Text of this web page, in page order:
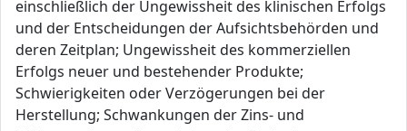
einschließlich der Ungewissheit des klinischen Erfolgs
und der Entscheidungen der Aufsichtsbehörden und
deren Zeitplan; Ungewissheit des kommerziellen
Erfolgs neuer und bestehender Produkte;
Schwierigkeiten oder Verzögerungen bei der
Herstellung; Schwankungen der Zins- und